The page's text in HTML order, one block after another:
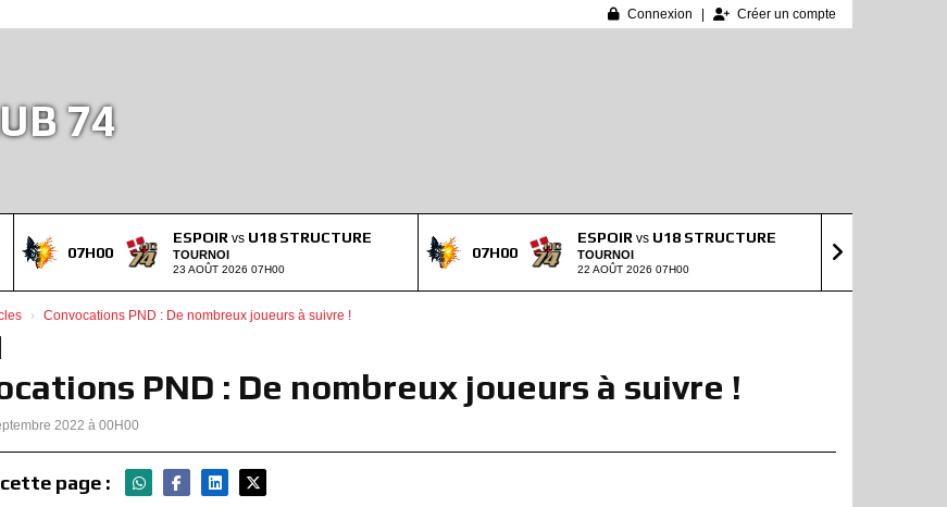
Connexion Créer un compte
74
07H00
ESPOIR vs U18 STRUCTURE
TOURNOI
23 AOÛT 2026 07H00
07H00
ESPOIRvs U18 STRUCTURE
TOURNOI
22 AOÛT 2026 07H00
Convocations PND : De nombreux joueurs à suivre !
PND : De nombreux joueurs à suivre !
2022 à 00H00
page :